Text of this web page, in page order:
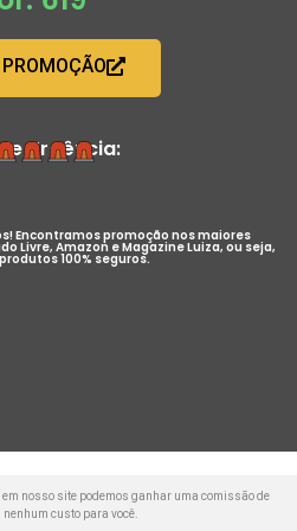
Urgência:
Encontramos promoção nos maiores
Livre, Amazon e Magazine Luiza, ou seja,
100% seguros.
nosso site podemos ganhar uma comissão de
custo para você.